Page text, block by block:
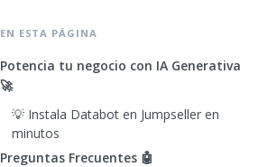
EN ESTA PÁGINA
Potencia tu negocio con IA Generativa
🚀
💡 Instala Databot en Jumpseller en
minutos
Preguntas Frecuentes 🤖